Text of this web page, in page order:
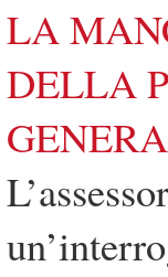
LA
DELLA